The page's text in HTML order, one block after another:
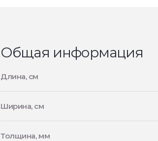
Общая информация
Длина, см
Ширина, см
Толщина, мм